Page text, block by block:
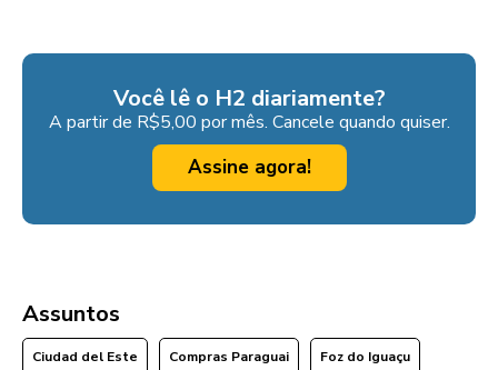
Você lê o H2 diariamente?
A partir de R$5,00 por mês. Cancele quando quiser.
Assine agora!
Assuntos
Ciudad del Este Compras Paraguai Foz do Iguaçu